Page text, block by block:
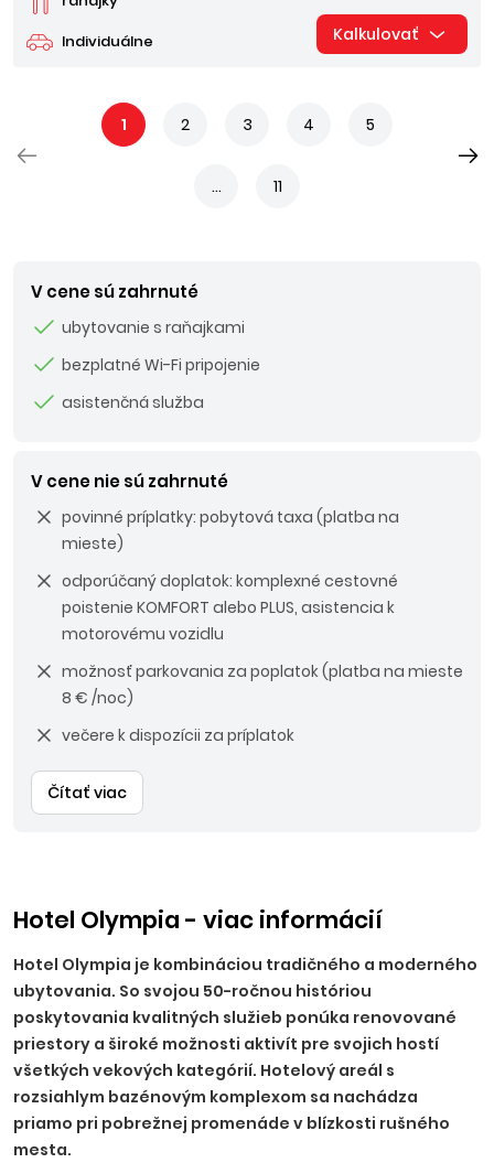
Individuálne Kalkulovať
1 2 3 4 5
... 11
V cene sú zahrnuté
ubytovanie s raňajkami
bezplatné Wi-Fi pripojenie
asistenčná služba
V cene nie sú zahrnuté
povinné príplatky: pobytová taxa (platba na
mieste)
odporúčaný doplatok: komplexné cestovné
poistenie KOMFORT alebo PLUS, asistencia k
motorovému vozidlu
možnosť parkovania za poplatok (platba na mieste
8 € /noc)
večere k dispozícii za príplatok
Čítať viac
Hotel Olympia - viac informácií
Hotel Olympia je kombináciou tradičného a moderného
ubytovania. So svojou 50-ročnou históriou
poskytovania kvalitných služieb ponúka renovované
priestory a široké možnosti aktivít pre svojich hostí
všetkých vekových kategórií. Hotelový areál s
rozsiahlym bazénovým komplexom sa nachádza
priamo pri pobrežnej promenáde v blízkosti rušného
mesta.